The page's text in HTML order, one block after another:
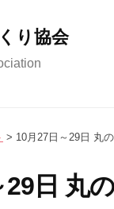
り協会
> 10月27日～29日 丸
29日 丸